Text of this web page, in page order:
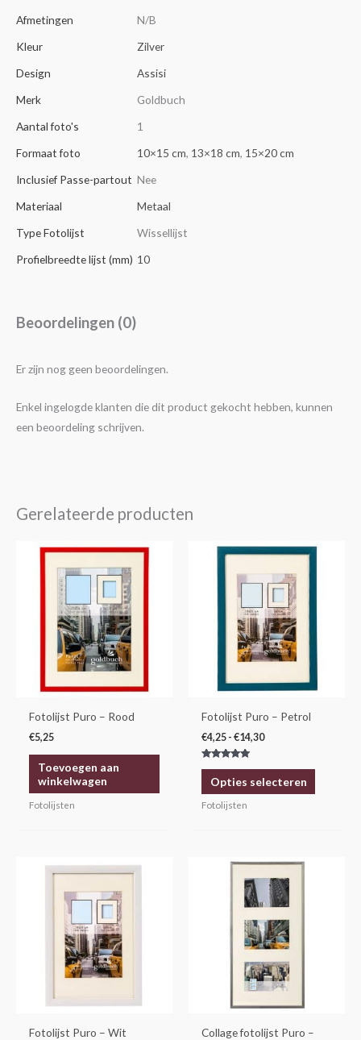
Afmetingen
N/B
Kleur
Zilver
Design
Assisi
Merk
Goldbuch
Aantal foto's
1
Formaat foto
10×15 cm, 13×18 cm, 15×20 cm
Inclusief Passe-partout Nee
Materiaal
Metaal
Type Fotolijst
Wissellijst
Profielbreedte lijst (mm) 10
Beoordelingen (0)
Er zijn nog geen beoordelingen.
Enkel ingelogde klanten die dit product gekocht hebben, kunnen
een beoordeling schrijven.
Gerelateerde producten
Fotolijst Puro – Rood
€5,25
Toevoegen aan
winkelwagen
Fotolijsten
Fotolijst Puro – Petrol
€4,25 - €14,30
Prijsklasse:
€4,25
tot
€14,30
Gewaardeerd
5.00
uit 5Opties selecteren
Dit
Deze
kan
de
Fotolijsten
Fotolijst Puro – Wit
€4,25
€14,30
kan
Collage fotolijst Puro –